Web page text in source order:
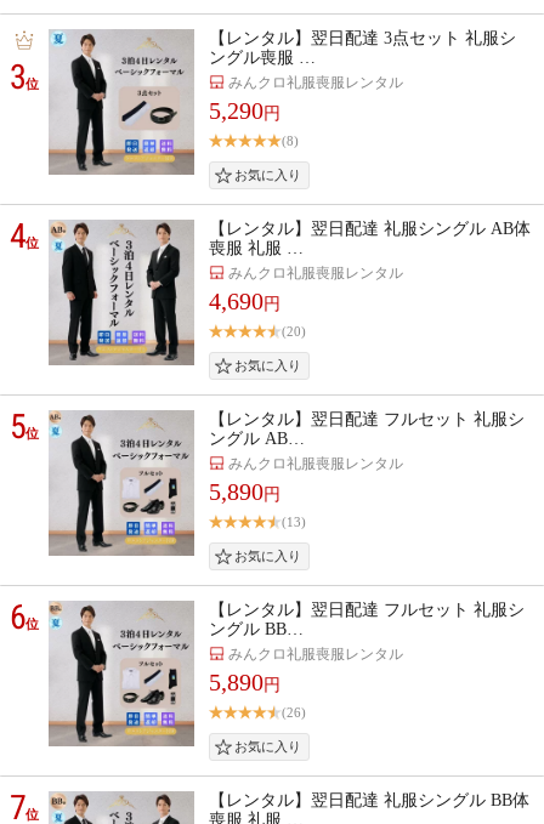
3位
【レンタル】翌日配達 3点セット 礼服シ
ングル喪服 …
みんクロ礼服喪服レンタル
5,290円
(8)
4位
【レンタル】翌日配達 礼服シングル AB体
喪服 礼服 …
みんクロ礼服喪服レンタル
4,690円
(20)
5位
【レンタル】翌日配達 フルセット 礼服シ
ングル AB…
みんクロ礼服喪服レンタル
5,890円
(13)
6位
【レンタル】翌日配達 フルセット 礼服シ
ングル BB…
みんクロ礼服喪服レンタル
5,890円
(26)
7位
【レンタル】翌日配達 礼服シングル BB体
喪服 礼服 …